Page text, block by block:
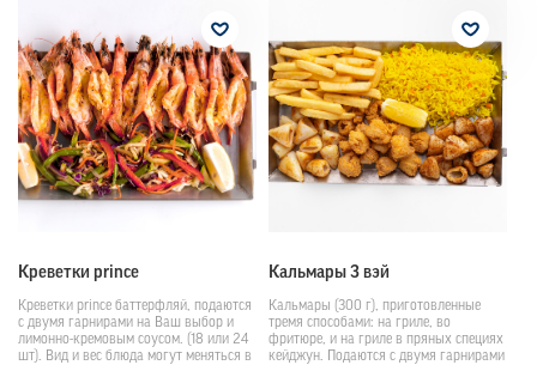
Креветки prince
Креветки prince баттерфляй, подаются
с двумя гарнирами на Ваш выбор и
лимонно-кремовым соусом. (18 или 24
шт). Вид и вес блюда могут меняться в
Кальмары 3 вэй
Кальмары (300 г), приготовленные
тремя способами: на гриле, во
фритюре, и на гриле в пряных специях
кейджун. Подаются с двумя гарнирами